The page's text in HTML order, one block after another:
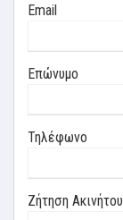
Email
Επώνυμο
Τηλέφωνο
Ζήτηση Ακινήτου